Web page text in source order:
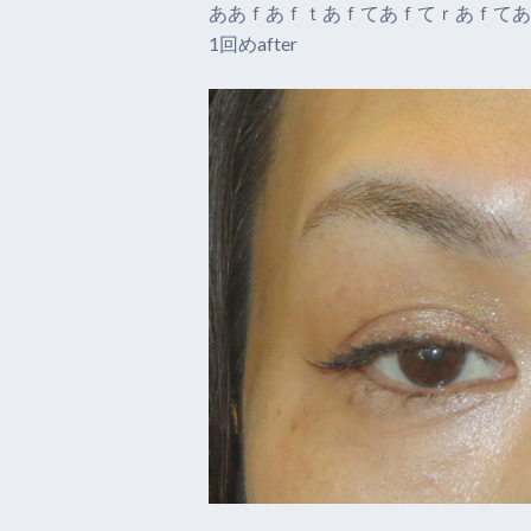
ああｆあｆｔあｆてあｆてｒあｆて
1回めafter